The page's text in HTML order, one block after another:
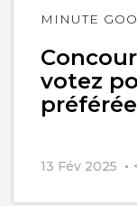
MINUTE
votez
13 Fév 2025
Lire